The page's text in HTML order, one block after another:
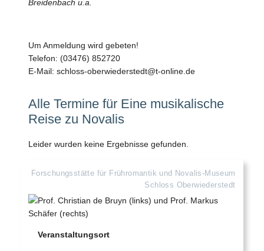
Breidenbach u.a.
Um Anmeldung wird gebeten!
Telefon: (03476) 852720
E-Mail: schloss-oberwiederstedt@t-online.de
Alle Termine für Eine musikalische
Reise zu Novalis
Leider wurden keine Ergebnisse gefunden.
Forschungsstätte für Frühromantik und Novalis-Museum
Schloss Oberwiederstedt
Veranstaltungsort